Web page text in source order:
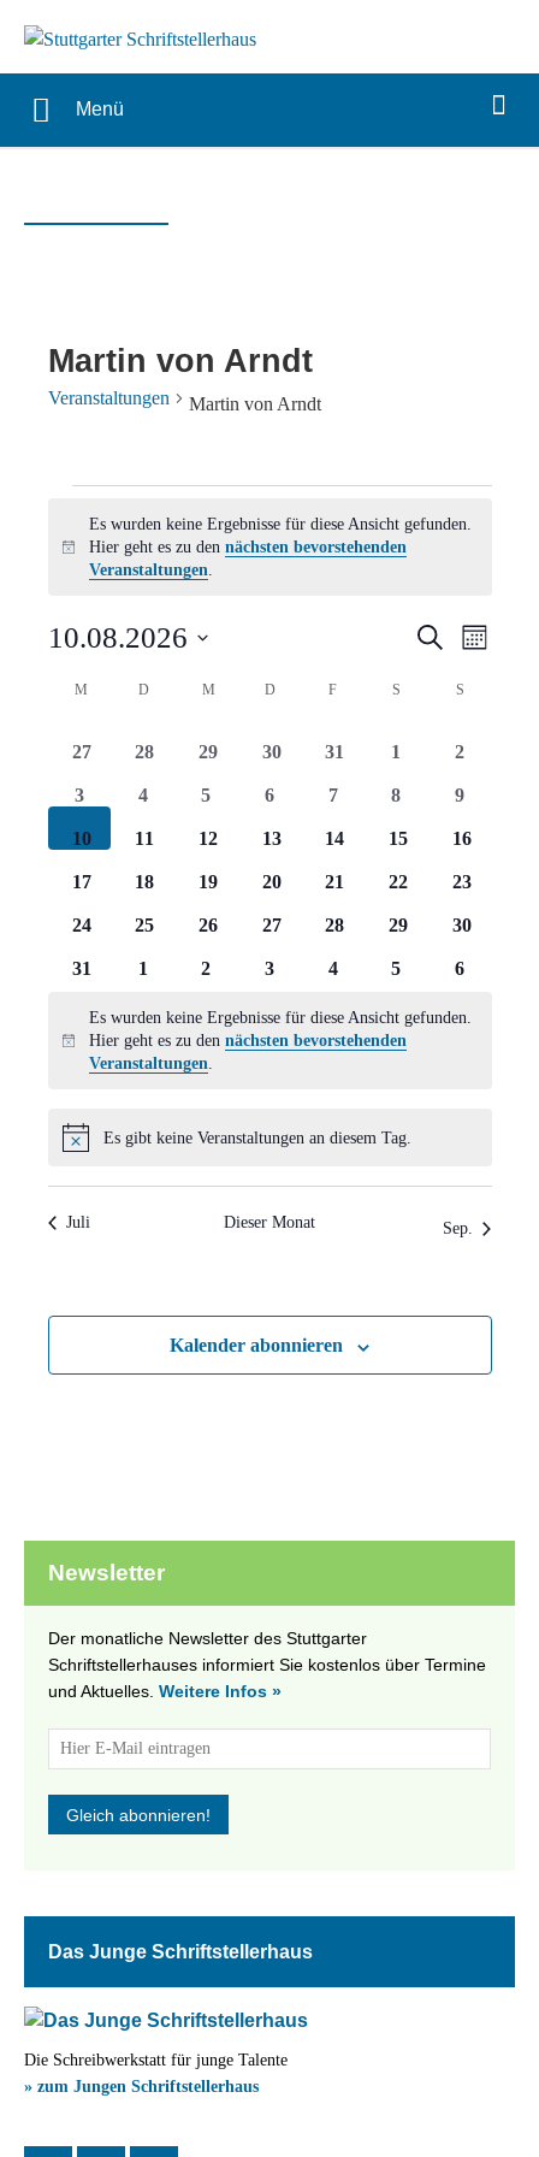
Menü
Martin von Arndt
Veranstaltungen Martin von Arndt
Hinweis
Es wurden keine Ergebnisse für diese Ansicht gefunden.
Hier geht es zu den nächsten bevorstehenden
Veranstaltungen.
Suche
SucheMonat
10.08.2026
Kalender
von
Veranstaltungen
M MONTAG
DDIENSTAG
M MITTWOCH
D DONNERSTAG
F FREITAGS SAMSTAG
S
0
27
0
28
0
29
0
30
0
31
0
1
0
2
0
3
0
4
0
5
0
6
0
7
0
8
0
9
0
10
0
11
0
12
0
13
0
14
0
15
0
16
0
17
0
18
0
19
0
20
0
21
0
22
0
23
0
24
0
25
0
26
0
27
0
28
0
29
0
30
0
31
0
1
0
2
0
3
0
4
0
5
0
6
Hinweis
Es wurden keine Ergebnisse für diese Ansicht gefunden.
Hier geht es zu den nächsten bevorstehenden
Veranstaltungen.
Hinweis
Es gibt keine Veranstaltungen an diesem Tag.
Juli Dieser Monat Sep.
Kalender abonnieren
Newsletter
Der monatliche Newsletter des Stuttgarter
Schriftstellerhauses informiert Sie kostenlos über Termine
und Aktuelles. Weitere Infos »
Das Junge Schriftstellerhaus
Die Schreibwerkstatt für junge Talente
» zum Jungen Schriftstellerhaus